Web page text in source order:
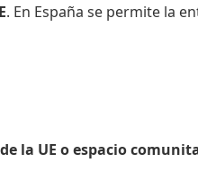
. En España se permite la
la UE o espacio